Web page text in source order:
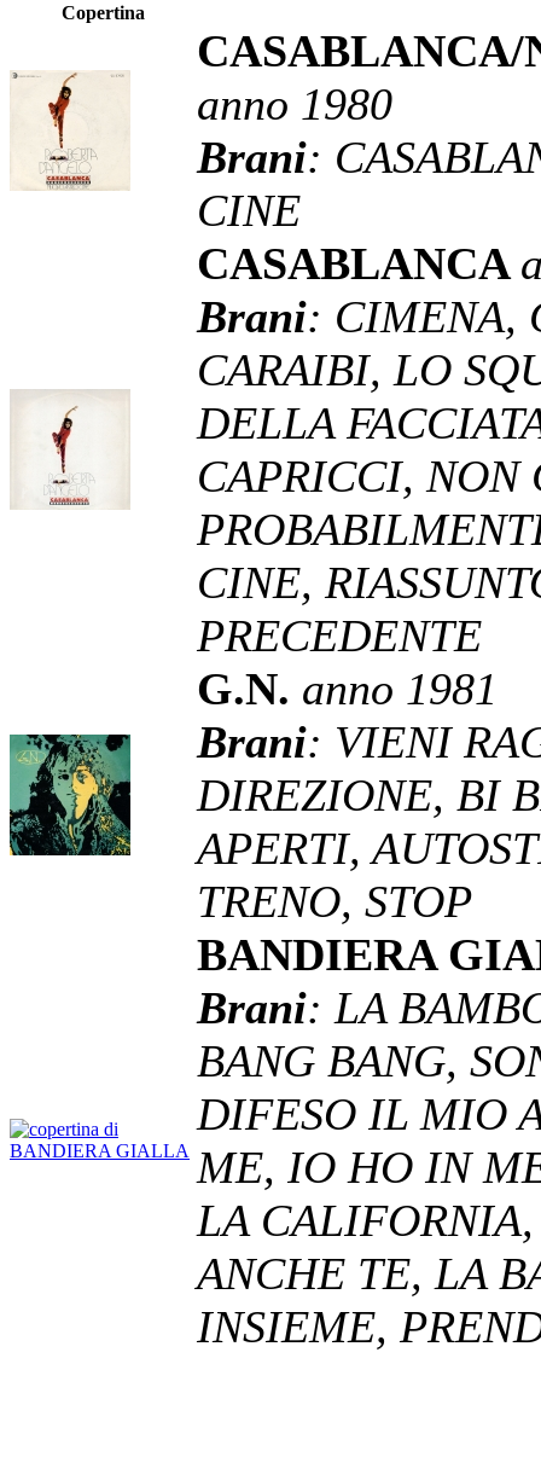
Copertina
CASABLANCA/
anno 1980
Brani:
CINE
CASABLANCA
Brani: CIMENA,
CARAIBI, LO
DELLA
CAPRICCI, NON
CINE,
PRECEDENTE
G.N. anno 1981
Brani: VIENI
DIREZIONE, BI
APERTI,
TRENO, STOP
BANDIERA
Brani: LA
BANG BANG,
DIFESO IL MIO
ME, IO HO IN
LA CALIFORNIA,
ANCHE TE, LA
INSIEME,